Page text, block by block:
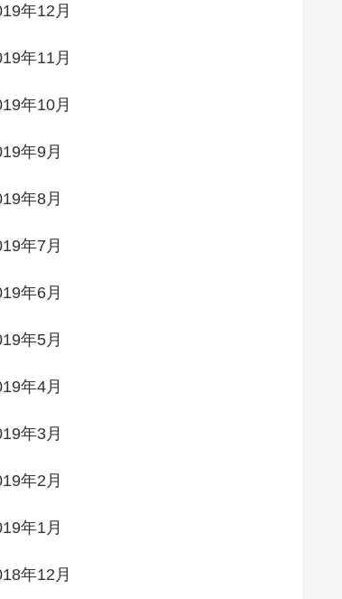
年12月
年11月
年10月
年9月
年8月
年7月
年6月
年5月
年4月
年3月
年2月
年1月
年12月